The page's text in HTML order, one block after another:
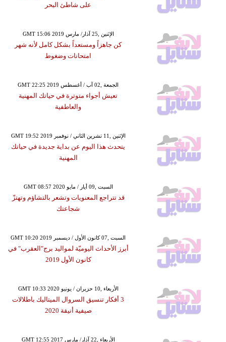
على شاطئ البحر
GMT 15:06 2019 الإثنين ,25 آذار/ مارس
كن جاهزاً ومستعداً بشكل كامل لأنه شهر
امتحانات وضغوط
GMT 22:25 2019 الجمعة ,02 آب / أغسطس
تعيش أجواء متوترة في حياتك المهنية
والعاطفية
GMT 19:52 2019 الإثنين ,11 تشرين الثاني / نوفمبر
يتحدث هذا اليوم عن بداية جديدة في حياتك
المهنية
GMT 08:57 2020 السبت ,09 أيار / مايو
قد تتراجع المعنويات وتشعر بالتشاؤم وتهتزّ
شجاعتك
GMT 10:20 2019 السبت ,07 كانون الأول / ديسمبر
أبرز الأحداث اليوميّة لمواليد برج"العقرب" في
كانون الأول 2019
GMT 10:33 2020 الأربعاء ,10 حزيران / يونيو
3 أفكار تنسيق السروال الميتاليك باطلالات
صيفية أنيقة 2020
GMT 12:55 2017 الأربعاء ,22 آذار/ مارس